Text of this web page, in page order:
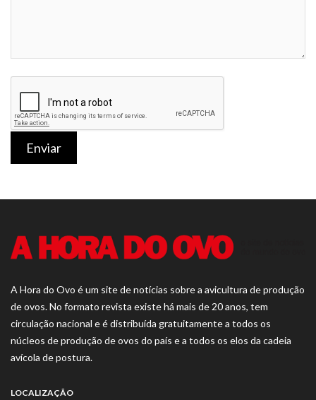
Enviar
A Hora do Ovo é um site de notícias sobre a avicultura de produção
de ovos. No formato revista existe há mais de 20 anos, tem
circulação nacional e é distribuída gratuitamente a todos os
núcleos de produção de ovos do país e a todos os elos da cadeia
avícola de postura.
LOCALIZAÇÃO